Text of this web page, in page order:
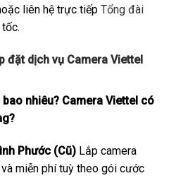
liên hệ trực tiếp Tổng đài
đặt dịch vụ Camera Viettel
nhiêu? Camera Viettel có
Phước (Cũ) Lắp camera
miễn phí tuỳ theo gói cước